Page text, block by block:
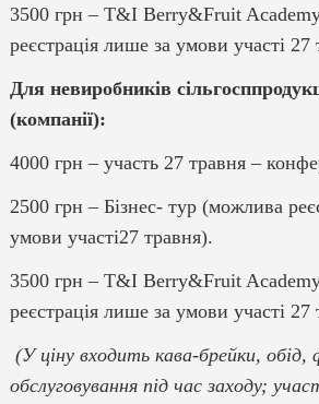
3500 грн – T&I Berry&Fruit
реєстрація лише за умови участі 27
Для невиробників
(компанії):
4000 грн – участь 27 травня –
2500 грн – Бізнес- тур (можлива
умови участі27 травня).
3500 грн – T&I Berry&Fruit
реєстрація лише за умови участі 27
(У ціну входить кава-брейки,
обслуговування під час заходу;